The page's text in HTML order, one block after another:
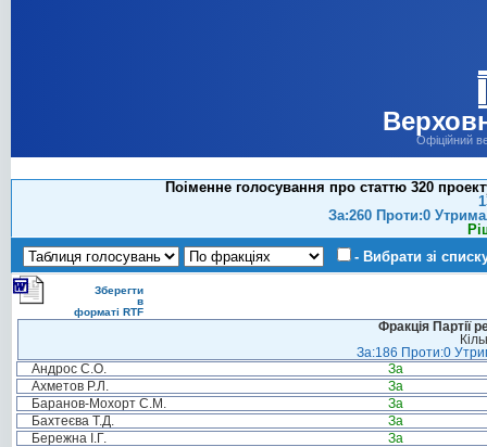
Офіційний
Поіменне голосування про статтю 320
За:260 Проти:0
- Вибрати зі
Зберегти
в
форматі RTF
Фракція Партії
За:186 Проти:0
Андрос С.О.
За
Ахметов Р.Л.
За
Баранов-Мохорт С.М.
За
Бахтеєва Т.Д.
За
Бережна І.Г.
За